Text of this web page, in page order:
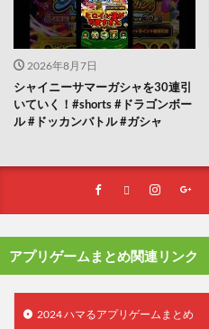
2026年8月7日
シャイニーサマーガシャを30連引
いていく！#shorts #ドラゴンボー
ル #ドッカンバトル #ガシャ
アプリゲームまとめ関連リンク
2024 ハマるアプリゲームまとめ